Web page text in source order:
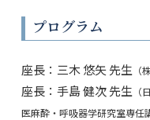
プログラム
座長：三木 悠矢 先生 （
座長：手島 健次 先生
医麻酔・呼吸器学研究室専任